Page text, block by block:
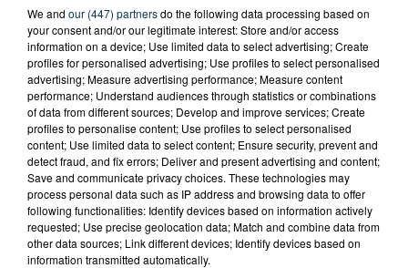
We and our (447) partnersdo the following data processing based on
your consent and/or our legitimate interest: Store and/or access
information on a device; Use limited data to select advertising; Create
profiles for personalised advertising; Use profiles to select personalised
advertising; Measure advertising performance; Measure content
performance; Understand audiences through statistics or combinations
of data from different sources; Develop and improve services; Create
profiles to personalise content; Use profiles to select personalised
content; Use limited data to select content; Ensure security, prevent and
detect fraud, and fix errors; Deliver and present advertising and content;
Save and communicate privacy choices. These technologies may
process personal data such as IP address and browsing data to offer
following functionalities: Identify devices based on information actively
requested; Use precise geolocation data; Match and combine data from
other data sources; Link different devices; Identify devices based on
information transmitted automatically.